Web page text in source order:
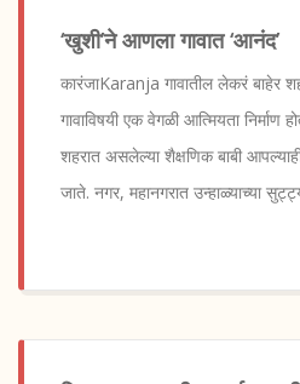
‘खुशी’ने आणला गावात ‘आनंद’
कारंजाKaranja गावातील लेकरं बाहेर
गावाविषयी एक वेगळी आत्मियता निर्माण
शहरात असलेल्या शैक्षणिक बाबी
जाते. नगर, महानगरात उन्हाळ्याच्या